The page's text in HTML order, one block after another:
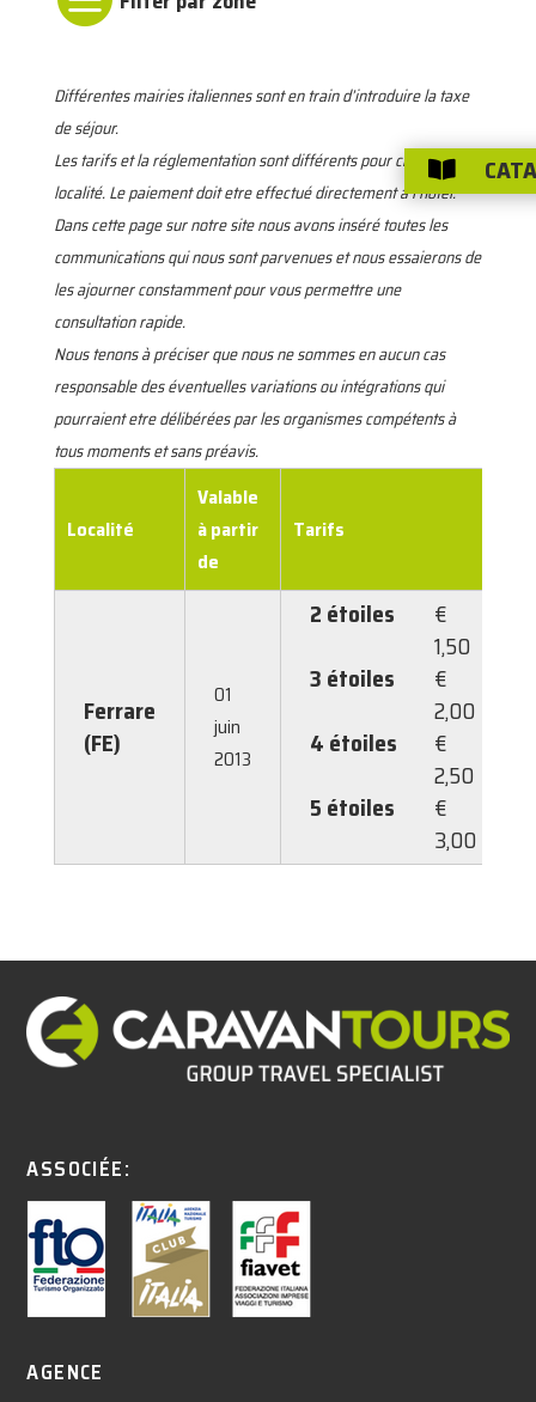
Différentes mairies italiennes sont en train d’introduire la taxe
de séjour.
Les tarifs et la réglementation sont différents pour chaque
localité. Le paiement doit etre effectué directement à l’hôtel.
Dans cette page sur notre site nous avons inséré toutes les
communications qui nous sont parvenues et nous essaierons de
les ajourner constamment pour vous permettre une
consultation rapide.
Nous tenons à préciser que nous ne sommes en aucun cas
responsable des éventuelles variations ou intégrations qui
pourraient etre délibérées par les organismes compétents à
tous moments et sans préavis.
Localité
Valable
à partir
de
Tarifs
Ferrare
(FE)
01
juin
2013
2 étoiles
€
1,50
3 étoiles
€
2,00
4 étoiles
€
2,50
5 étoiles
€
3,00
ASSOCIÉE:
AGENCE
